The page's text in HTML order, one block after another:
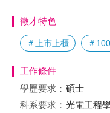
徵才特色
＃上市上櫃 ＃
工作條件
學歷要求： 碩士
科系要求： 光電工程